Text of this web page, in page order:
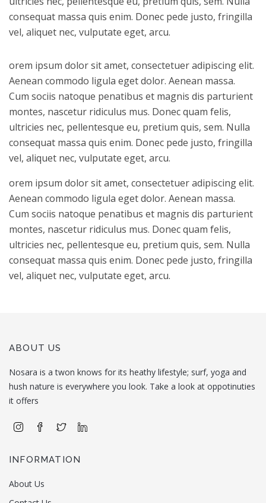
consequat massa quis enim. Donec pede justo, fringilla
vel, aliquet nec, vulputate eget, arcu.
orem ipsum dolor sit amet, consectetuer adipiscing elit.
Aenean commodo ligula eget dolor. Aenean massa.
Cum sociis natoque penatibus et magnis dis parturient
montes, nascetur ridiculus mus. Donec quam felis,
ultricies nec, pellentesque eu, pretium quis, sem. Nulla
consequat massa quis enim. Donec pede justo, fringilla
vel, aliquet nec, vulputate eget, arcu.
orem ipsum dolor sit amet, consectetuer adipiscing elit.
Aenean commodo ligula eget dolor. Aenean massa.
Cum sociis natoque penatibus et magnis dis parturient
montes, nascetur ridiculus mus. Donec quam felis,
ultricies nec, pellentesque eu, pretium quis, sem. Nulla
consequat massa quis enim. Donec pede justo, fringilla
vel, aliquet nec, vulputate eget, arcu.
ABOUT US
Nosara is a twon knows for its heathy lifestyle; surf, yoga and
hush nature is everywhere you look. Take a look at oppotinuties
it offers
INFORMATION
About Us